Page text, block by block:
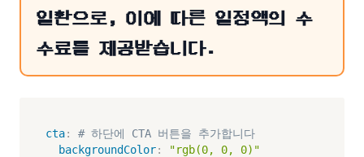
일환으로, 이에 따른 일정액의 수
수료를 제공받습니다.
cta:
# 하단에 CTA 버튼을 추가합니다
backgroundColor:
"rgb(0, 0, 0)"